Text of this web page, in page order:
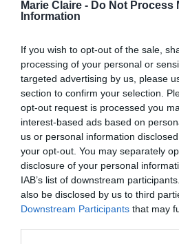
Marie Claire - Do Not Process
Information
If you wish to opt-out of the sale,
processing of your personal or
targeted advertising by us, please
section to confirm your selection.
opt-out request is processed you
interest-based ads based on
us or personal information
your opt-out. You may separately
disclosure of your personal
IAB’s list of downstream
also be disclosed by us to third
Downstream Participants that may